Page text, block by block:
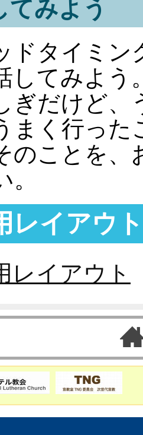
てみよう
ドタイミ
してみよう
ぎだけど
まく行った
のことを、
レイアウト
レイアウト